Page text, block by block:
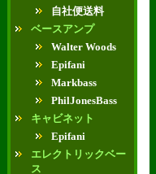
自社便送料
ベースアンプ
Walter Woods
Epifani
Markbass
PhilJonesBass
キャビネット
Epifani
エレクトリックベー
ス